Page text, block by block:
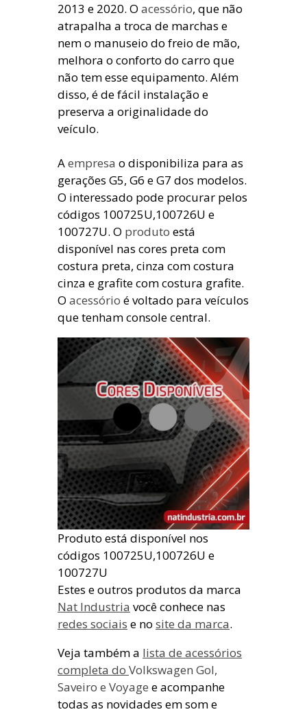
2013 e 2020. O acessório, que não
atrapalha a troca de marchas e
nem o manuseio do freio de mão,
melhora o conforto do carro que
não tem esse equipamento. Além
disso, é de fácil instalação e
preserva a originalidade do
veículo.
Aempresa o disponibiliza para as
gerações G5, G6 e G7 dos modelos.
O interessado pode procurar pelos
códigos 100725U,100726U e
100727U. O produto está
disponível nas cores preta com
costura preta, cinza com costura
cinza e grafite com costura grafite.
O acessório é voltado para veículos
que tenham console central.
Produto está disponível nos
códigos 100725U,100726U e
100727U
Estes e outros produtos da marca
Nat Industria você conhece nas
redes sociais e no site da marca.
Veja também a lista de acessórios
completa do Volkswagen Gol,
Saveiro e Voyage e acompanhe
todas as novidades em som e